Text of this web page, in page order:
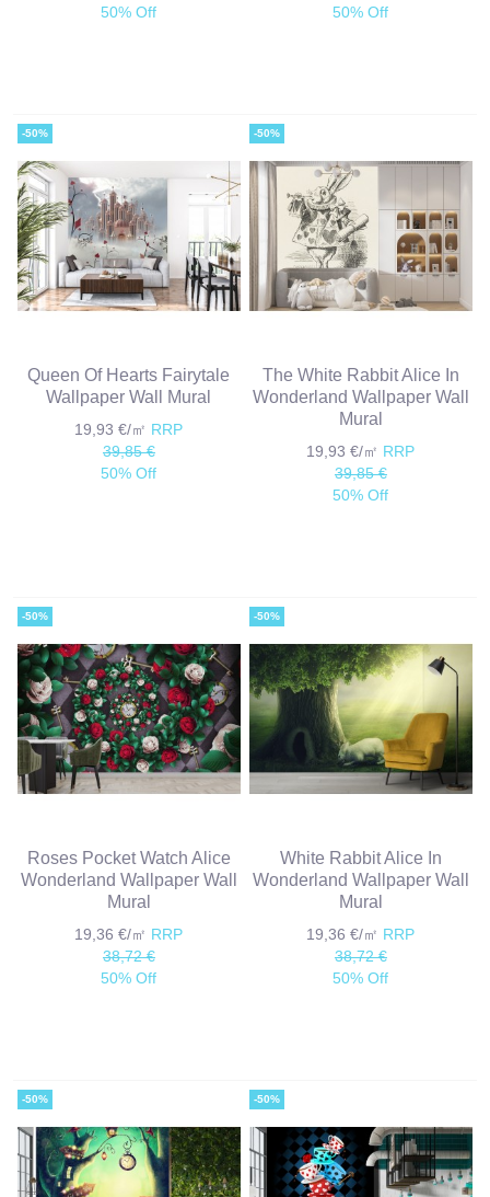
50% Off
50% Off
-50%
Queen Of Hearts Fairytale
Wallpaper Wall Mural
19,93 €/㎡ RRP
39,85 €
50% Off
-50%
The White Rabbit Alice In
Wonderland Wallpaper Wall
Mural
19,93 €/㎡ RRP
39,85 €
50% Off
-50%
Roses Pocket Watch Alice
Wonderland Wallpaper Wall
Mural
19,36 €/㎡ RRP
38,72 €
50% Off
-50%
White Rabbit Alice In
Wonderland Wallpaper Wall
Mural
19,36 €/㎡ RRP
38,72 €
50% Off
-50% -50%